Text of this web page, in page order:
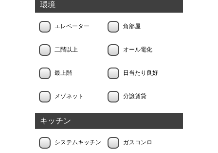
環境
エレベーター 角部屋
二階以上 オール電化
最上階 日当たり良好
メゾネット 分譲賃貸
キッチン
システムキッチン ガスコンロ